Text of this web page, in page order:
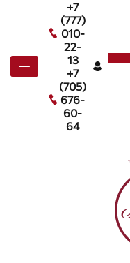
+7
(777)
010-
22-
13
+7
(705)
676-
60-
64